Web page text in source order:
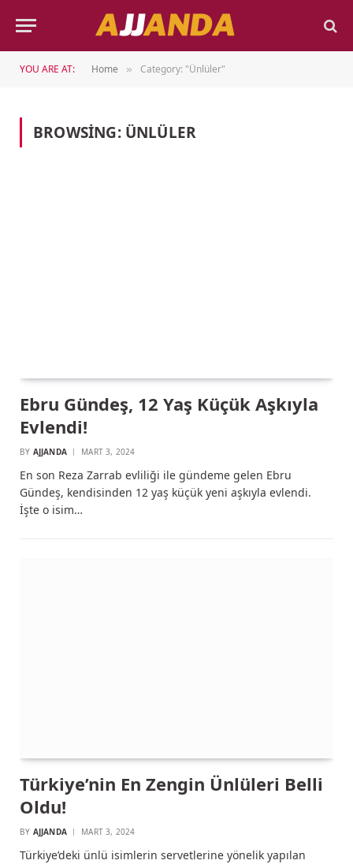
YOU ARE AT: Home » Category: "Ünlüler"
BROWSING: ÜNLÜLER
Ebru Gündeş, 12 Yaş Küçük Aşkıyla
Evlendi!
BY AJJANDA MART 3, 2024
En son Reza Zarrab evliliği ile gündeme gelen Ebru
Gündeş, kendisinden 12 yaş küçük yeni aşkıyla evlendi.
İşte o isim…
Türkiye’nin En Zengin Ünlüleri Belli
Oldu!
BY AJJANDA MART 3, 2024
Türkiye’deki ünlü isimlerin servetlerine yönelik yapılan